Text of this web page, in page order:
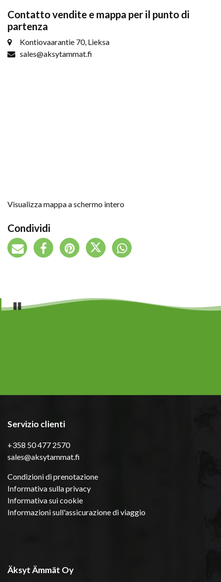
Contatto vendite e mappa per il punto di
partenza
Kontiovaarantie 70, Lieksa
sales@aksytammat.fi
Visualizza mappa a schermo intero
Condividi
Pause
Servizio clienti
+358 50 477 2570
sales@aksytammat.fi
Condizioni di prenotazione
Informativa sulla privacy
Informativa sui cookie
Informazioni sull'assicurazione di viaggio
Äksyt Ämmät Oy